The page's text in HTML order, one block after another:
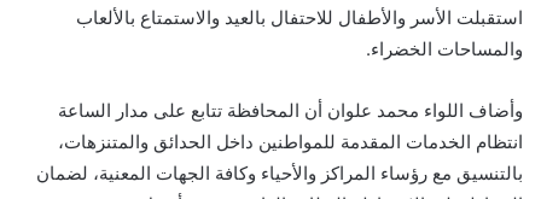
استقبلت الأسر والأطفال للاحتفال بالعيد والاستمتاع بالألعاب
والمساحات الخضراء.
وأضاف اللواء محمد علوان أن المحافظة تتابع على مدار الساعة
انتظام الخدمات المقدمة للمواطنين داخل الحدائق والمتنزهات،
بالتنسيق مع رؤساء المراكز والأحياء وكافة الجهات المعنية، لضمان